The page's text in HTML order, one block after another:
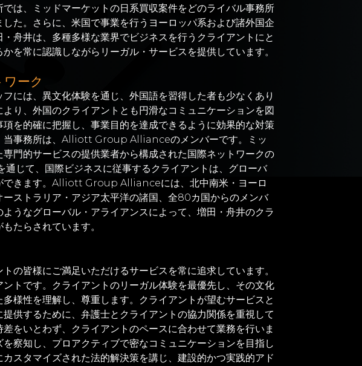
は、ミッドマーケットの日系買収案件をどのライバル事務所
た。さらに、米国で事業を行うヨーロッパ系および諸外国企
舟井は、多種多様な業界でビジネスを行うクライアントにと
を常に認識しながらリーガル・サービスを提供しています。
ーク
には、異文化体験を通じ、外国語を習得した者も少なくあり
より、外国のクライアントとも円滑なコミュニケーションを図
項を的確に把握し、事業目的を達成できるように効果的な対策
当事務所は、Alliott Group Allianceのメンバーです。ミッ
専門的サービスの提供業者から構成された国際ネットワークの
て、国際ビジネスに従事するクライアントは、グローバ
できます。Alliott Group Allianceには、北中南米・ヨーロ
ーストラリア・アジア太平洋の諸国、全80カ国からのメンバ
うなグローバル・アライアンスによって、増田・舟井のクラ
たらされています。
の皆様にご満足いただけるサービスを常に追求しています。
トです。クライアントのリーガル体験を最優先し、その文化
様性を理解し、尊重します。クライアントが望むサービスと
供するために、弁護士とクライアントの協力関係を重視して
をいとわず、クライアントのペースに合わせて業務を行いま
察知し、プロアクティブで密なコミュニケーションを目指し
スタマイズされた法的解決策を講じ、建設的かつ実践的アド